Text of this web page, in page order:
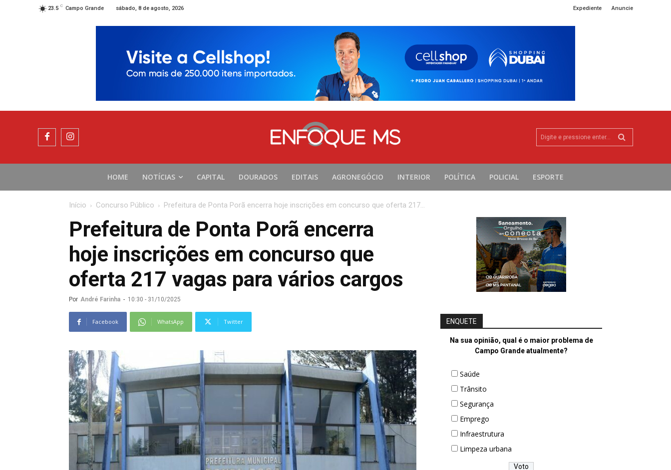
23.5 C Campo Grande sábado, 8 de agosto, 2026 Expediente Anuncie
Digite e pressione enter...
HOME NOTÍCIAS CAPITAL DOURADOS EDITAIS AGRONEGÓCIO INTERIOR POLÍTICA POLICIAL ESPORTE
Início Concurso Público Prefeitura de Ponta Porã encerra hoje inscrições em concurso que oferta 217...
Prefeitura de Ponta Porã encerra
hoje inscrições em concurso que
oferta 217 vagas para vários cargos
Por André Farinha - 10:30 - 31/10/2025
Facebook WhatsApp Twitter ENQUETE
Na sua opinião, qual é o maior problema de
Campo Grande atualmente?
Saúde
Trânsito
Segurança
Emprego
Infraestrutura
Limpeza urbana